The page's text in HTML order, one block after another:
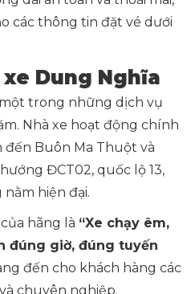
các thông tin đặt vé dưới
Dung Nghĩa
một trong những dịch vụ
Nhà xe hoạt động chính
đến Buôn Ma Thuột và
ĐCT02, quốc lộ 13,
hiện đại.
hãng là “Xe chạy êm,
đúng giờ, đúng tuyến
đến cho khách hàng các
chuyên nghiệp.